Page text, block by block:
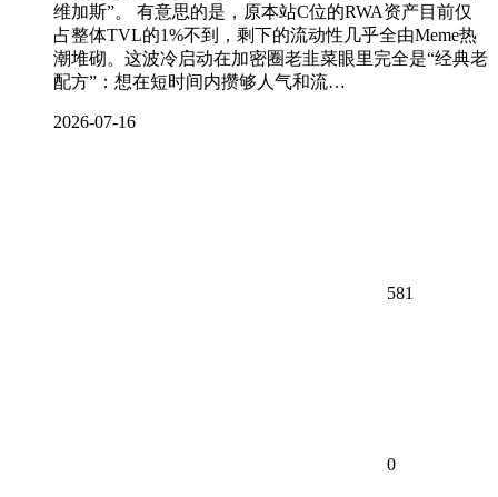
维加斯”。 有意思的是，原本站C位的RWA资产目前仅
占整体TVL的1%不到，剩下的流动性几乎全由Meme热
潮堆砌。这波冷启动在加密圈老韭菜眼里完全是“经典老
配方”：想在短时间内攒够人气和流…
2026-07-16
581
0